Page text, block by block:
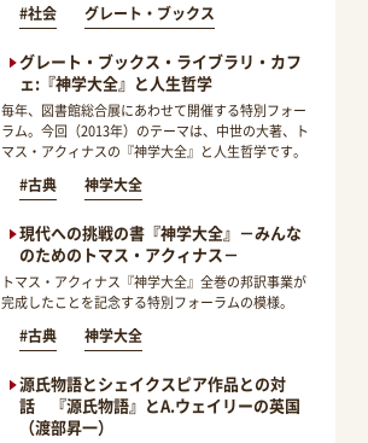
#社会 グレート・ブックス
グレート・ブックス・ライブラリ・カフ
ェ:『神学大全』と人生哲学
毎年、図書館総合展にあわせて開催する特別フォー
ラム。今回（2013年）のテーマは、中世の大著、ト
マス・アクィナスの『神学大全』と人生哲学です。
#古典 神学大全
現代への挑戦の書『神学大全』－みんな
のためのトマス・アクィナス－
トマス・アクィナス『神学大全』全巻の邦訳事業が
完成したことを記念する特別フォーラムの模様。
#古典 神学大全
源氏物語とシェイクスピア作品との対
話 『源氏物語』とA.ウェイリーの英国
（渡部昇一）